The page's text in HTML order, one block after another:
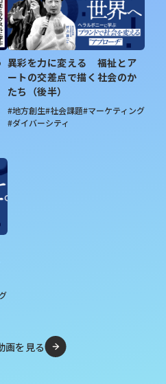
について、「インバウンドを
ろう」と述べ、中国が強い対
。
言で撤回の必要はないと思い
の岡田議員は何のために発言
めているのか、どちらの立場
北海道はここからハイシーズ
程度、実際に影響が出るか気
春節連休 26年は雪
～23日、北海道内
異彩を力に変える 福祉とア
ートの交差点で描く社会のか
たち（後半）
#地方創生#社会課題#マーケティング
#ダイバーシティ
画を見る